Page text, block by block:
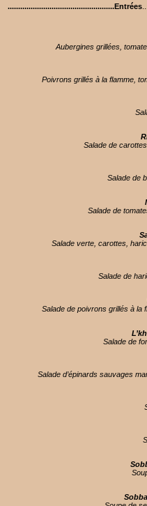
...................................................Entrées
Aubergines grillées,
Poivrons grillés à la flamme,
Salade de
Salade de
Salade de
Salade verte, carottes,
Salade de
Salade de poivrons grillés à
Salade de
Salade d’épinards sauvages